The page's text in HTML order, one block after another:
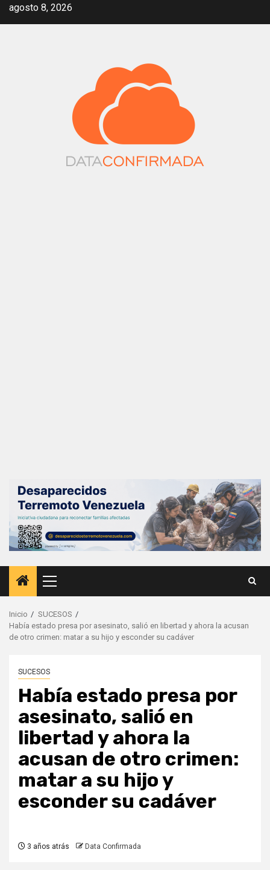
Saltar
agosto 8, 2026
Menú
principal
Inicio
SUCESOS
Había estado presa por asesinato, salió en libertad y ahora la acusan
de otro crimen: matar a su hijo y esconder su cadáver
SUCESOS
Había estado presa por
asesinato, salió en
libertad y ahora la
acusan de otro crimen:
matar a su hijo y
esconder su cadáver
3 años atrás Data Confirmada